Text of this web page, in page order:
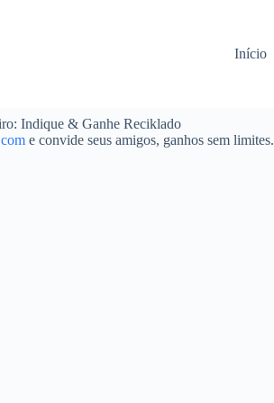
Início
Indique & Ganhe Reciklado
e convide seus amigos, ganhos sem limites.